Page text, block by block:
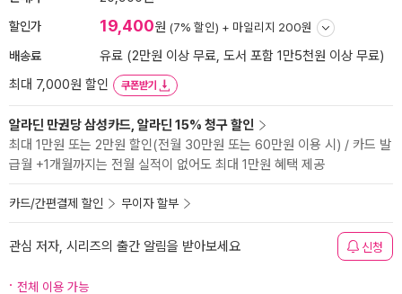
할인가 19,400원 (7% 할인) + 마일리지 200원
배송료
유료 (2만원 이상 무료, 도서 포함 1만5천원 이상 무료)
최대 7,000원 할인
쿠폰받기
알라딘 만권당 삼성카드, 알라딘 15% 청구 할인
최대 1만원 또는 2만원 할인(전월 30만원 또는 60만원 이용 시) / 카드 발
급월 +1개월까지는 전월 실적이 없어도 최대 1만원 혜택 제공
카드/간편결제 할인 무이자 할부
관심 저자, 시리즈의 출간 알림을 받아보세요 신청
전체 이용 가능